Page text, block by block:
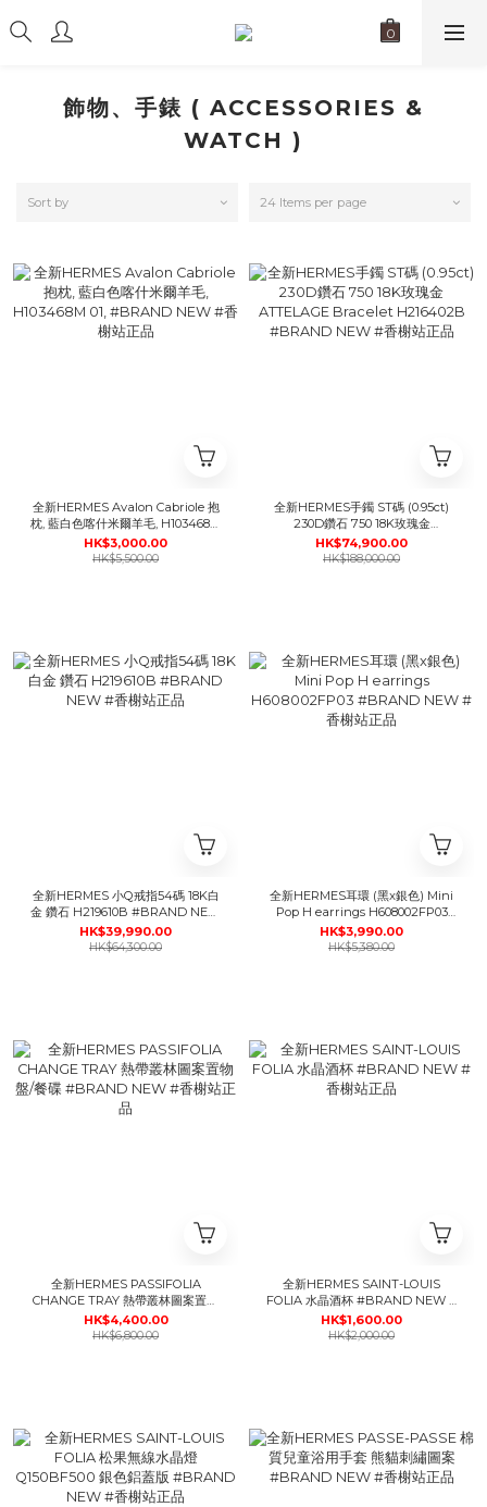
飾物、手錶 ( ACCESSORIES &
WATCH )
Sort by 24 Items per page
全新HERMES Avalon Cabriole 抱
枕, 藍白色喀什米爾羊毛, H103468M
01, #BRAND NEW #香榭站正品
HK$3,000.00
HK$5,500.00
全新HERMES手鐲 ST碼 (0.95ct)
230D鑽石 750 18K玫瑰金
ATTELAGE Bracelet H216402B
#BRAND NEW #香榭站正品
HK$74,900.00
HK$188,000.00
全新HERMES 小Q戒指54碼 18K白
金 鑽石 H219610B #BRAND NEW
#香榭站正品
HK$39,990.00
HK$64,300.00
全新HERMES耳環 (黑x銀色) Mini
Pop H earrings H608002FP03
#BRAND NEW #香榭站正品
HK$3,990.00
HK$5,380.00
全新HERMES PASSIFOLIA
CHANGE TRAY 熱帶叢林圖案置物
盤/餐碟 #BRAND NEW #香榭站正
品
HK$4,400.00
HK$6,800.00
全新HERMES SAINT-LOUIS
FOLIA 水晶酒杯 #BRAND NEW #
香榭站正品
HK$1,600.00
HK$2,000.00